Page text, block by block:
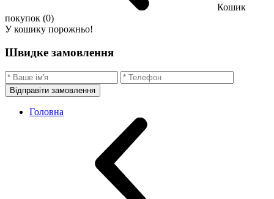
Кошик
покупок (0)
У кошику порожньо!
Швидке замовлення
Відправіти замовлення
Головна